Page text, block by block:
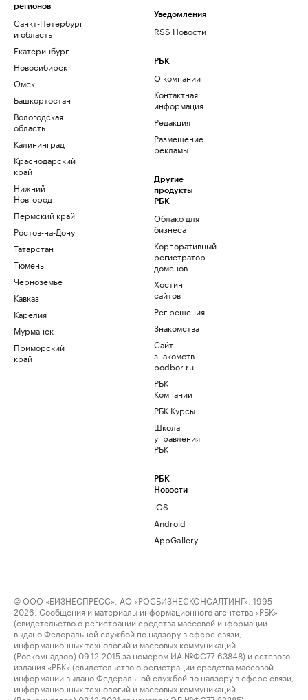
регионов
Санкт-Петербург
и область
Екатеринбург
Новосибирск
Омск
Башкортостан
Вологодская
область
Калининград
Краснодарский
край
Нижний
Новгород
Пермский край
Ростов-на-Дону
Татарстан
Тюмень
Черноземье
Кавказ
Карелия
Мурманск
Приморский
край
Уведомления
RSS Новости
РБК
О компании
Контактная
информация
Редакция
Размещение
рекламы
Другие
продукты
РБК
Облако для
бизнеса
Корпоративный
регистратор
доменов
Хостинг
сайтов
Рег.решения
Знакомства
Сайт
знакомств
podbor.ru
РБК
Компании
РБК Курсы
Школа
управления
РБК
РБК
Новости
iOS
Android
AppGallery
© ООО «БИЗНЕСПРЕСС», АО «РОСБИЗНЕСКОНСАЛТИНГ», 1995–
2026. Сообщения и материалы информационного агентства «РБК»
(свидетельство о регистрации средства массовой информации
выдано Федеральной службой по надзору в сфере связи,
информационных технологий и массовых коммуникаций
(Роскомнадзор) 09.12.2015 за номером ИА №ФС77-63848) и сетевого
издания «РБК» (свидетельство о регистрации средства массовой
информации выдано Федеральной службой по надзору в сфере связи,
информационных технологий и массовых коммуникаций